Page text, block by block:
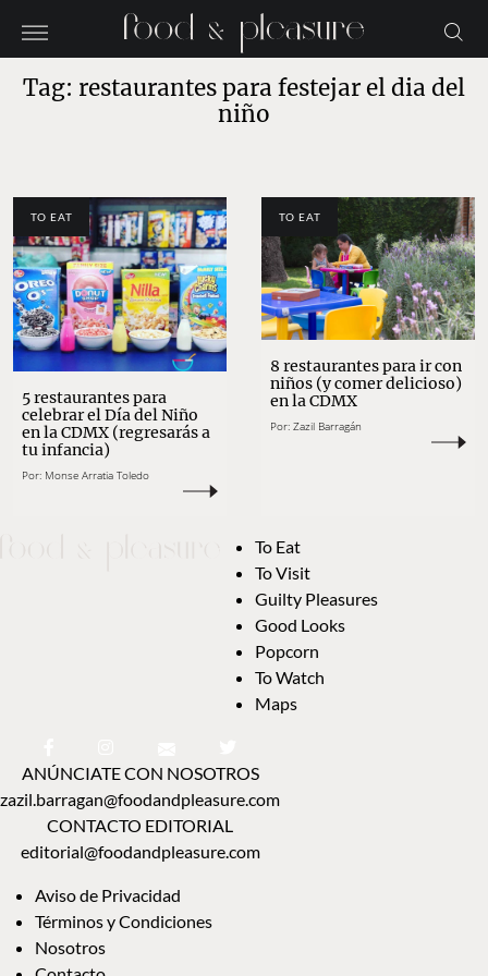
Tag: restaurantes para festejar el dia del
niño
TO EAT
5 restaurantes para
celebrar el Día del Niño
en la CDMX (regresarás a
tu infancia)
Por: Monse Arratia Toledo
TO EAT
8 restaurantes para ir con
niños (y comer delicioso)
en la CDMX
Por: Zazil Barragán
To Eat
To Visit
Guilty Pleasures
Good Looks
Popcorn
To Watch
Maps
ANÚNCIATE CON NOSOTROS
zazil.barragan@foodandpleasure.com
CONTACTO EDITORIAL
editorial@foodandpleasure.com
Aviso de Privacidad
Términos y Condiciones
Nosotros